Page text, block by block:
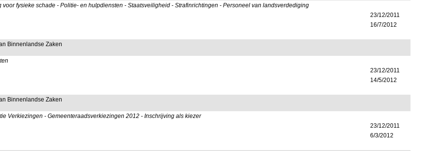
fysieke schade - Politie- en hulpdiensten - Staatsveiligheid - Strafinrichtingen - Personeel van landsverdediging
23/12/2011
16/7/2012
Binnenlandse Zaken
23/12/2011
14/5/2012
Binnenlandse Zaken
Verkiezingen - Gemeenteraadsverkiezingen 2012 - Inschrijving als kiezer
23/12/2011
6/3/2012